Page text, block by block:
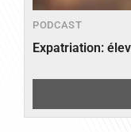
PODCAST
Expatriation: